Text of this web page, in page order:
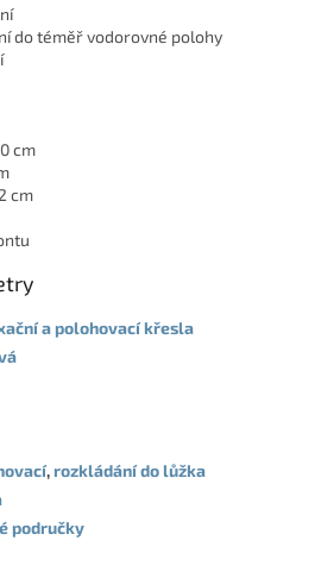
do téměř vodorovné polohy
cm
cm
a polohovací křesla
,rozkládání do lůžka
područky